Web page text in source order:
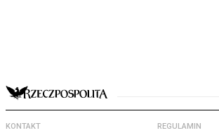
KONTAKT REGULAMIN